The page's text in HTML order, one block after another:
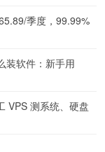
季度，99.99%
装软件：新手用
VPS 测系统、硬盘